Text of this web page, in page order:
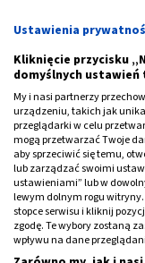
diagnostycznych
scyntygrafia
badanie BACC
badania krwi
USG tarczycy.
Podchodząc do
biotyna może
Ustawienia
Kliknięcie przycisku
domyślnych
My i nasi partnerzy
urządzeniu, takich jak
przeglądarki w celu
mogą przetwarzać Twoje
aby sprzeciwić się temu,
lub zarządzać swoimi
ustawieniami” lub w
lewym dolnym rogu
stopce serwisu i kliknij
zgodę. Te wybory zostaną
wpływu na dane